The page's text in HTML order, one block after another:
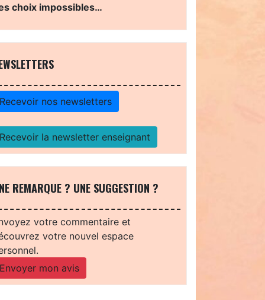
choix impossibles…
Recevoir nos newsletters
Recevoir la newsletter enseignant
REMARQUE ? UNE SUGGESTION ?
votre commentaire et
votre nouvel espace
Envoyer mon avis